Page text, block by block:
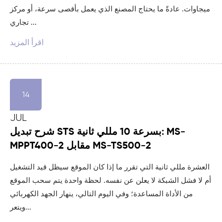
ميجاوات. عادةً ما يحتاج المصنع الذي يعمل بأقصى سرعة، أو مركز
تجاري ...
اقرأ المزيد
14
JUL
شرح تبديل STS بسرعة 10 مللي ثانية: MS-
MPPT400-2 مقابل MS-TS500-2
العشرة مللي ثانية التي تقرر ما إذا كان الموقع سيظل قيد التشغيل
أم لا فشل الشبكة لا يعلن عن نفسه. لحظة واحدة يتم سحب الموقع
من الأداة المساعدة؛ وفي اليوم التالي، ينهار الجهد الكهربائي
ويتعر...